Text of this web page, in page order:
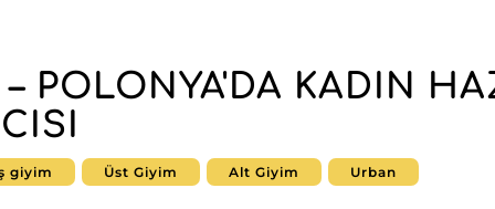
– POLONYA'DA KADIN
giyim Üst Giyim Alt Giyim Urban